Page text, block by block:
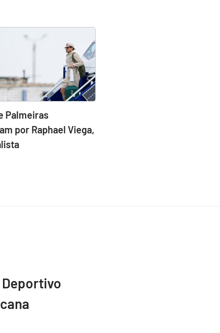
Palmeiras
por Raphael Viega,